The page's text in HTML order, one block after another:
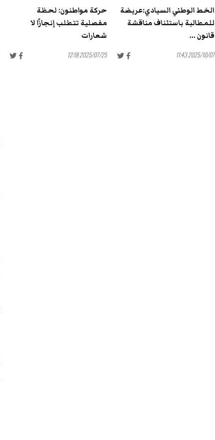
الخط الوطني السيادي:عريضة
للمطالبة باستئناف مناقشة
قانون ...
2025/10/07 11:43
حركة مواطنون: لحظة
مفصلية تتطلب إنجازًا لا
شعارات
2025/07/25 12:18